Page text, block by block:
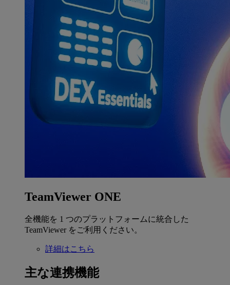
TeamViewer ONE
全機能を 1 つのプラットフォームに統合した
TeamViewer をご利用ください。
詳細はこちら
主な連携機能